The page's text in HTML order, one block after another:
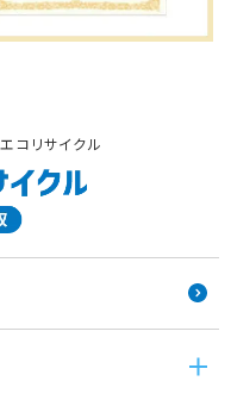
コリサイクル